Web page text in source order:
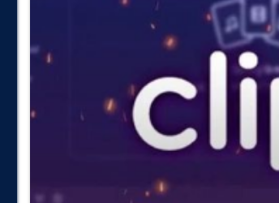
controladores que falten o
estén desactualizados en su